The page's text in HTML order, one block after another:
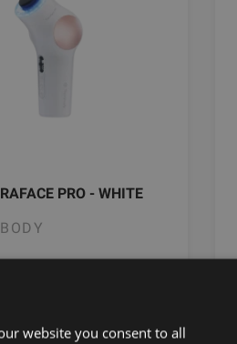
PRO - WHITE
website you consent to all